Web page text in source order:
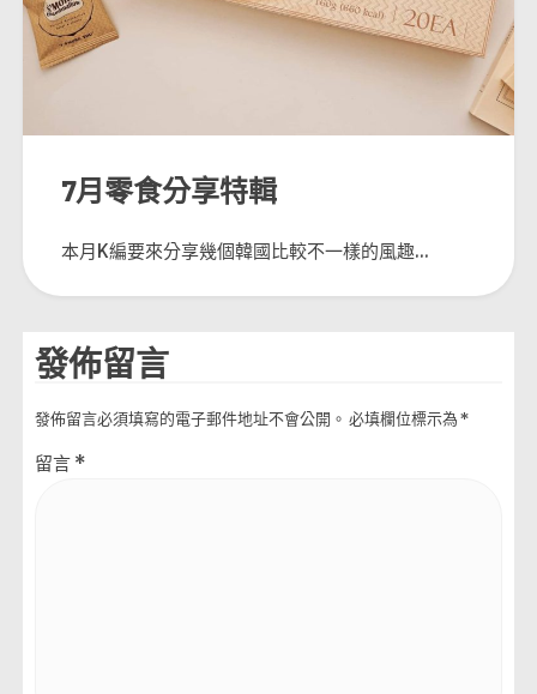
7月零食分享特輯
本月K編要來分享幾個韓國比較不一樣的風趣...
發佈留言
發佈留言必須填寫的電子郵件地址不會公開。 必填欄位標示為*
留言 *